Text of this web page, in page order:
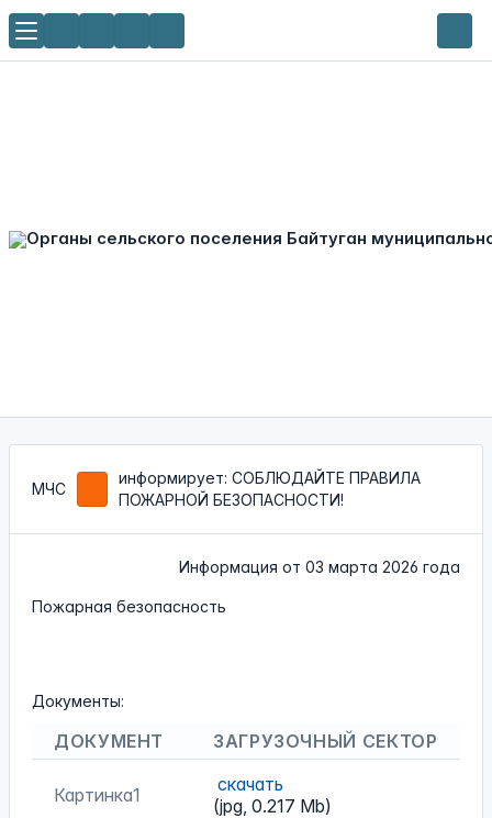
МЧС
информирует: СОБЛЮДАЙТЕ ПРАВИЛА
ПОЖАРНОЙ БЕЗОПАСНОСТИ!
Информация от 03 марта 2026 года
Пожарная безопасность
Документы:
ДОКУМЕНТ ЗАГРУЗОЧНЫЙ СЕКТОР
Картинка1
скачать
(jpg, 0.217 Mb)